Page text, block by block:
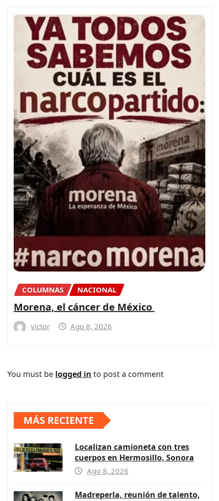
COLUMNAS NACIONAL
Morena, el cáncer de México
victor Ago 8, 2026
You must be logged in to post a comment
MÁS RECIENTE
Localizan camioneta con tres
cuerpos en Hermosillo, Sonora
Ago 8, 2026
Madreperla, reunión de talento,